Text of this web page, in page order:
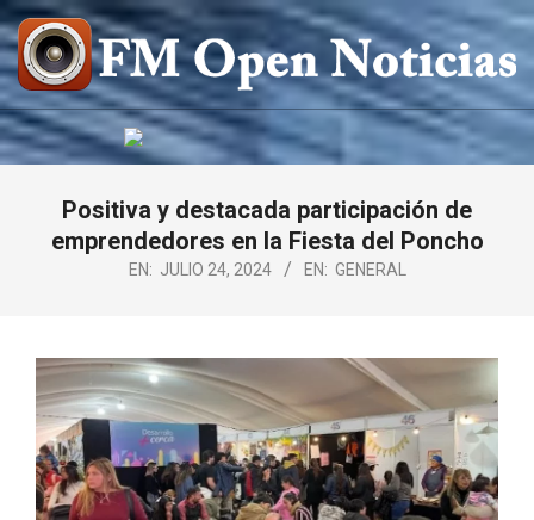
Saltar
al
contenido
FM
OPEN
NOTICIAS
Positiva y destacada participación de
emprendedores en la Fiesta del Poncho
EN: JULIO 24, 2024 EN: GENERAL